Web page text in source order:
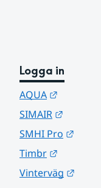
Logga in
AQUA
SIMAIR
SMHI Pro
Timbr
Vinterväg